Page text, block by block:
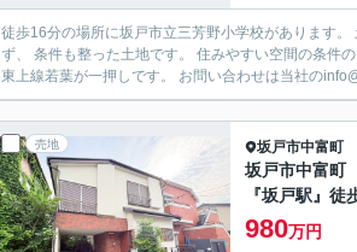
徒歩16分の場所に坂戸市立三芳野小学校があります
ず、 条件も整った土地です。 住みやすい空間の条件
東上線若葉が一押しです。 お問い合わせは当社の
売地 坂戸市中富町
坂戸市中富
『坂戸駅』
980万円